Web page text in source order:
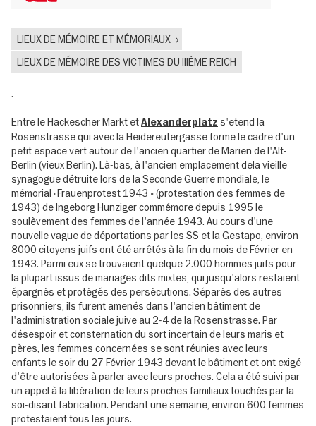
LIEUX DE MÉMOIRE ET MÉMORIAUX
LIEUX DE MÉMOIRE DES VICTIMES DU IIIÈME REICH
.
Entre le Hackescher Markt etAlexanderplatz s'etend la
Rosenstrasse qui avec la Heidereutergasse forme le cadre d'un
petit espace vert autour de l'ancien quartier de Marien de l'Alt-
Berlin (vieux Berlin). Là-bas, à l'ancien emplacement dela vieille
synagogue détruite lors de la Seconde Guerre mondiale, le
mémorial «Frauenprotest 1943 » (protestation des femmes de
1943) de Ingeborg Hunziger commémore depuis 1995 le
soulèvement des femmes de l'année 1943. Au cours d'une
nouvelle vague de déportations par les SS et la Gestapo, environ
8000 citoyens juifs ont été arrêtés à la fin du mois de Février en
1943. Parmi eux se trouvaient quelque 2.000 hommes juifs pour
la plupart issus de mariages dits mixtes, qui jusqu'alors restaient
épargnés et protégés des persécutions. Séparés des autres
prisonniers, ils furent amenés dans l'ancien bâtiment de
l'administration sociale juive au 2-4 de la Rosenstrasse. Par
désespoir et consternation du sort incertain de leurs maris et
pères, les femmes concernées se sont réunies avec leurs
enfants le soir du 27 Février 1943 devant le bâtiment et ont exigé
d'être autorisées à parler avec leurs proches. Cela a été suivi par
un appel à la libération de leurs proches familiaux touchés par la
soi-disant fabrication. Pendant une semaine, environ 600 femmes
protestaient tous les jours.